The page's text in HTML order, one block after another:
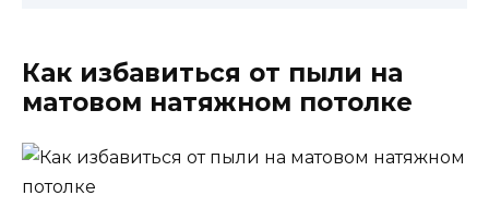
Как избавиться от пыли на
матовом натяжном потолке